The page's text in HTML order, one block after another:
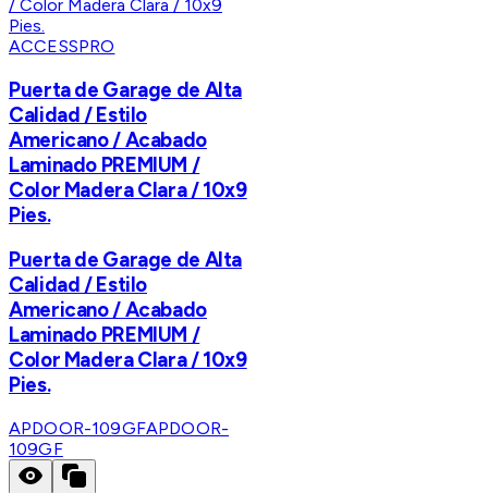
ACCESSPRO
Puerta de Garage de Alta
Calidad / Estilo
Americano / Acabado
Laminado PREMIUM /
Color Madera Clara / 10x9
Pies.
Puerta de Garage de Alta
Calidad / Estilo
Americano / Acabado
Laminado PREMIUM /
Color Madera Clara / 10x9
Pies.
APDOOR-109GFAPDOOR-
109GF